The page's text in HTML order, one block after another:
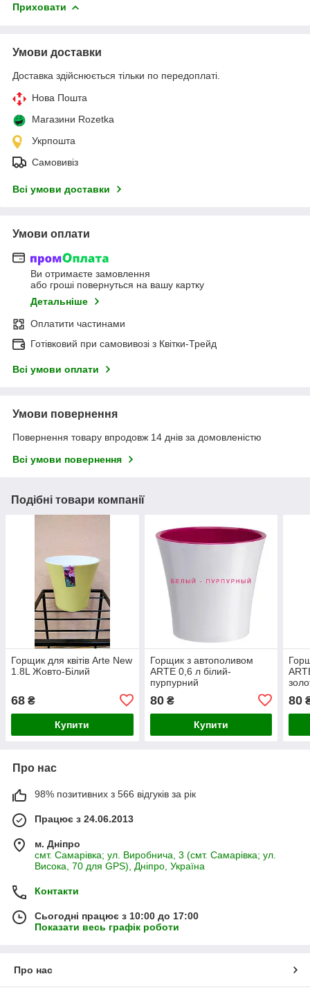
Приховати
Умови доставки
Доставка здійснюється тільки по передоплаті.
Нова Пошта
Магазини Rozetka
Укрпошта
Самовивіз
Всі умови доставки
Умови оплати
Ви отримаєте замовлення
або гроші повернуться на вашу картку
Детальніше
Оплатити частинами
Готівковий при самовивозі з Квітки-Трейд
Всі умови оплати
Умови повернення
Повернення товару впродовж 14 днів за домовленістю
Всі умови повернення
Подібні товари компанії
Горщик для квітів Arte New
1.8L Жовто-Білий
68 ₴
Купити
Горщик з автополивом
ARTE 0,6 л білий-
пурпурний
80₴
Купити
80
Про нас
98% позитивних з 566 відгуків за рік
Працює з 24.06.2013
м. Дніпро
смт. Самарівка; ул. Виробнича, 3 (смт. Самарівка; ул.
Висока, 70 для GPS), Дніпро, Україна
Контакти
Сьогодні працює з 10:00 до 17:00
Показати весь графік роботи
Про нас